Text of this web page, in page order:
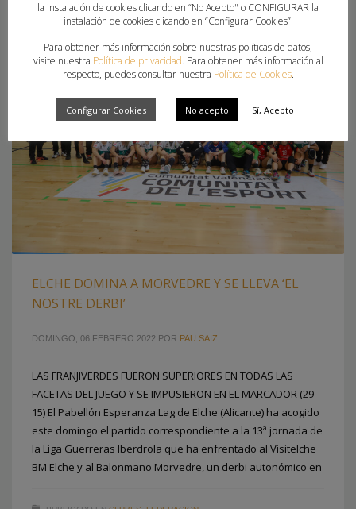
ELCHE DOMINA A MORVEDRE Y SE LLEVA ‘EL
NOSTRE DERBI’
DOMINGO, 06 FEBRERO 2022 POR PAU SAIZ
LAS FRANJIVERDES FUERON SUPERIORES EN TODAS LAS
FACETAS DEL JUEGO Y SE IMPUSIERON EN EL MARCADOR (29-
15) El Pabellón Esperanza Lag de Elche (Alicante) ha acogido
este domingo el partido correspondiente a la 13ª jornada de
la Liga Guerreras Iberdrola que ha enfrentado al Visitelche
BM Elche y al Balonmano Morvedre, un derbi autonómico en
la instalación de cookies clicando en “No Acepto" o CONFIGURAR la
instalación de cookies clicando en “Configurar Cookies”.
Para obtener más información sobre nuestras políticas de datos,
visite nuestra Política de privacidad. Para obtener más información al
respecto, puedes consultar nuestra Política de Cookies.
Configurar Cookies No acepto Sí, Acepto